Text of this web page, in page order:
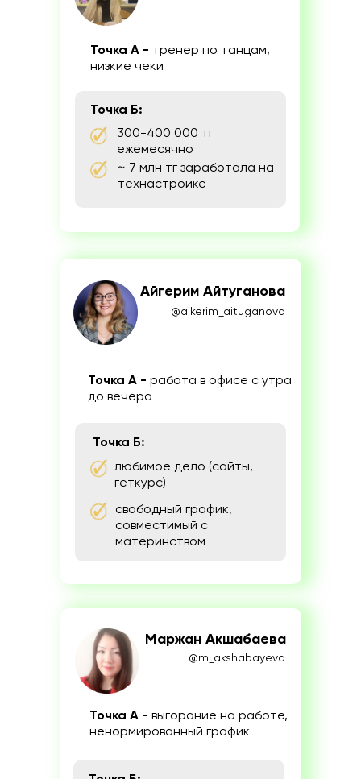
Точка А - тренер по танцам,
низкие чеки
300-400 000 тг
ежемесячно
~ 7 млн тг заработала на
технастройке
Точка Б:
Айгерим Айтуганова
любимое дело (сайты,
геткурс)
свободный график,
совместимый с
материнством
@aikerim_aituganova
Точка А - работа в офисе с утра
до вечера
Точка Б:
Маржан Акшабаева
@m_akshabayeva
Точка А - выгорание на работе,
ненормированный график